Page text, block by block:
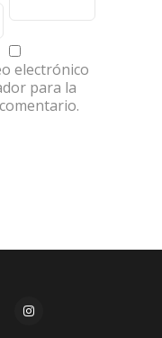
electrónico
para la